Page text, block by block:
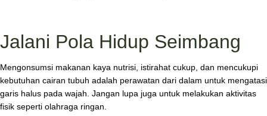
Jalani Pola Hidup Seimbang
Mengonsumsi makanan kaya nutrisi, istirahat cukup, dan mencukupi
kebutuhan cairan tubuh adalah perawatan dari dalam untuk mengatasi
garis halus pada wajah. Jangan lupa juga untuk melakukan aktivitas
fisik seperti olahraga ringan.